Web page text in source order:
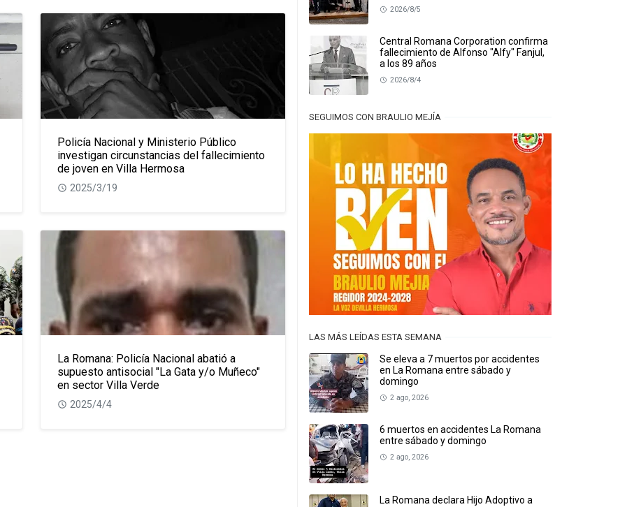
Policía Nacional y Ministerio Público
investigan circunstancias del fallecimiento
de joven en Villa Hermosa
2025/3/19
La Romana: Policía Nacional abatió a
supuesto antisocial "La Gata y/o Muñeco"
en sector Villa Verde
2025/4/4
2026/8/5
Central Romana Corporation confirma
fallecimiento de Alfonso "Alfy" Fanjul,
a los 89 años
2026/8/4
SEGUIMOS CON BRAULIO MEJÍA
LAS MÁS LEÍDAS ESTA SEMANA
Se eleva a 7 muertos por accidentes
en La Romana entre sábado y
domingo
2 ago, 2026
6 muertos en accidentes La Romana
entre sábado y domingo
2 ago, 2026
La Romana declara Hijo Adoptivo a